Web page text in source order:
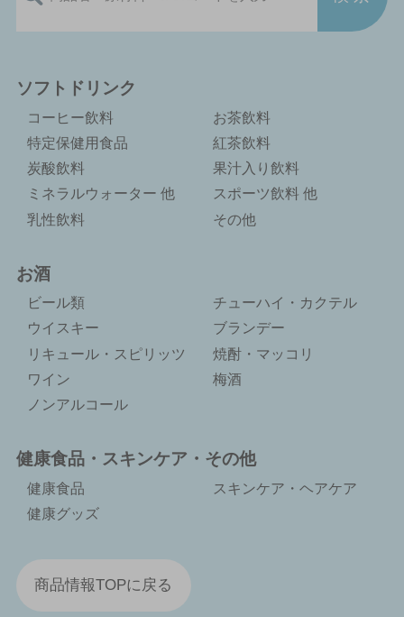
ソフトドリンク
コーヒー飲料
お茶飲料
特定保健用食品
紅茶飲料
炭酸飲料
果汁入り飲料
ミネラルウォーター 他
スポーツ飲料 他
乳性飲料
その他
お酒
ビール類
チューハイ・カクテル
ウイスキー
ブランデー
リキュール・スピリッツ
焼酎・マッコリ
ワイン
梅酒
ノンアルコール
健康食品・スキンケア・その他
健康食品
スキンケア・ヘアケア
健康グッズ
商品情報TOPに戻る